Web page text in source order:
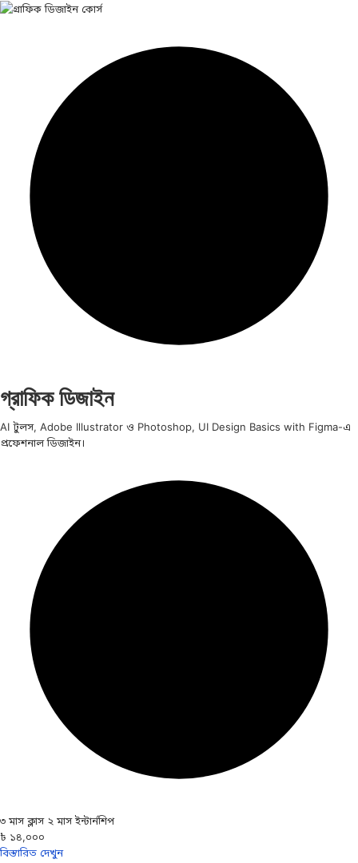
গ্রাফিক ডিজাইন
AI টুলস, Adobe Illustrator ও Photoshop, UI Design Basics with Figma-এ
প্রফেশনাল ডিজাইন।
৩ মাস ক্লাস ২ মাস ইন্টার্নশিপ
৳ ১৪,০০০
বিস্তারিত দেখুন